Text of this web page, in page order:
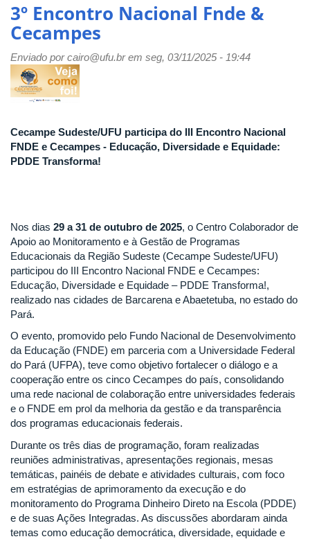
3º Encontro Nacional Fnde &
Cecampes
Enviado porcairo@ufu.brem seg, 03/11/2025 - 19:44
Cecampe Sudeste/UFU participa do III Encontro Nacional
FNDE e Cecampes - Educação, Diversidade e Equidade:
PDDE Transforma!
Nos dias 29 a 31 de outubro de 2025, o Centro Colaborador de
Apoio ao Monitoramento e à Gestão de Programas
Educacionais da Região Sudeste (Cecampe Sudeste/UFU)
participou do III Encontro Nacional FNDE e Cecampes:
Educação, Diversidade e Equidade – PDDE Transforma!,
realizado nas cidades de Barcarena e Abaetetuba, no estado do
Pará.
O evento, promovido pelo Fundo Nacional de Desenvolvimento
da Educação (FNDE) em parceria com a Universidade Federal
do Pará (UFPA), teve como objetivo fortalecer o diálogo e a
cooperação entre os cinco Cecampes do país, consolidando
uma rede nacional de colaboração entre universidades federais
e o FNDE em prol da melhoria da gestão e da transparência
dos programas educacionais federais.
Durante os três dias de programação, foram realizadas
reuniões administrativas, apresentações regionais, mesas
temáticas, painéis de debate e atividades culturais, com foco
em estratégias de aprimoramento da execução e do
monitoramento do Programa Dinheiro Direto na Escola (PDDE)
e de suas Ações Integradas. As discussões abordaram ainda
temas como educação democrática, diversidade, equidade e